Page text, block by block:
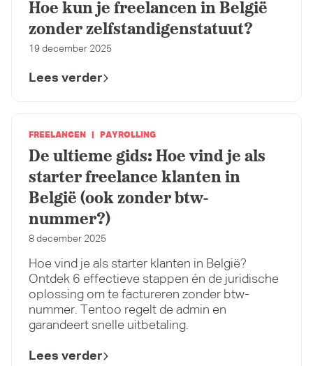
Hoe kun je freelancen in België
zonder zelfstandigenstatuut?
19 december 2025
Lees verder
FREELANCEN PAYROLLING
De ultieme gids: Hoe vind je als
starter freelance klanten in
België (ook zonder btw-
nummer?)
8 december 2025
Hoe vind je als starter klanten in België?
Ontdek 6 effectieve stappen én de juridische
oplossing om te factureren zonder btw-
nummer. Tentoo regelt de admin en
garandeert snelle uitbetaling.
Lees verder